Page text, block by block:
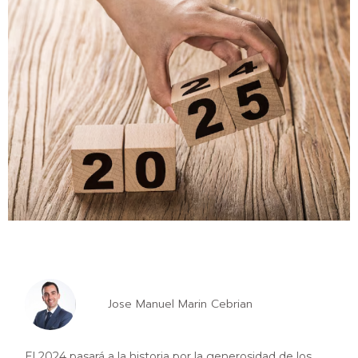
Jose Manuel Marin Cebrian